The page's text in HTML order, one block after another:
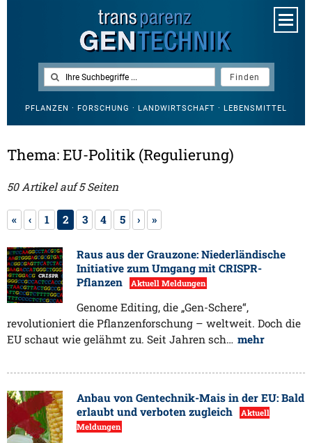
PFLANZEN · FORSCHUNG · LANDWIRTSCHAFT · LEBENSMITTEL
Thema: EU-Politik (Regulierung)
50 Artikel auf 5 Seiten
« ‹ 1 2 3 4 5 › »
Raus aus der Grauzone: Niederländische
Initiative zum Umgang mit CRISPR-
Pflanzen
Aktuell Meldungen
Genome Editing, die „Gen-Schere“,
revolutioniert die Pflanzenforschung – weltweit. Doch die
EU schaut wie gelähmt zu. Seit Jahren sch… mehr
Anbau von Gentechnik-Mais in der EU: Bald
erlaubt und verboten zugleich
Aktuell
Meldungen